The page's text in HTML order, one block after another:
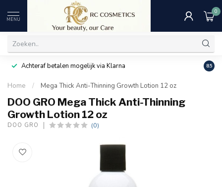
MENU
0
Achteraf betalen mogelijk via Klarna 8.5
Home / Mega Thick Anti-Thinning Growth Lotion 12 oz
DOO GRO Mega Thick Anti-Thinning
Growth Lotion 12 oz
DOO GRO (0)